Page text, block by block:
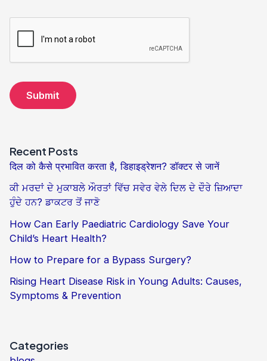
Recent Posts
दिल को कैसे प्रभावित करता है, डिहाइड्रेशन? डॉक्टर से जानें
ਕੀ ਮਰਦਾਂ ਦੇ ਮੁਕਾਬਲੇ ਔਰਤਾਂ ਵਿੱਚ ਸਵੇਰ ਵੇਲੇ ਦਿਲ ਦੇ ਦੌਰੇ ਜ਼ਿਆਦਾ
ਹੁੰਦੇ ਹਨ? ਡਾਕਟਰ ਤੋਂ ਜਾਣੋ
How Can Early Paediatric Cardiology Save Your
Child’s Heart Health?
How to Prepare for a Bypass Surgery?
Rising Heart Disease Risk in Young Adults: Causes,
Symptoms & Prevention
Categories